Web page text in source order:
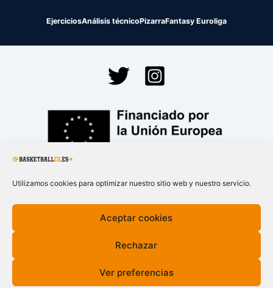
Utilizamos cookies para optimizar nuestro sitio web y nuestro servicio.
Aceptar cookies
Rechazar
Ver preferencias
EjerciciosAnálisis técnicoPizarraFantasy Euroliga
Financiado por la Unión Europea – NextGenerationEU
Todos los derechos © 2026 BasketballCO